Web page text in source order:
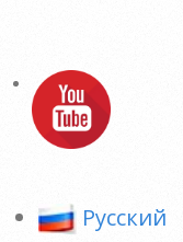
Pусский